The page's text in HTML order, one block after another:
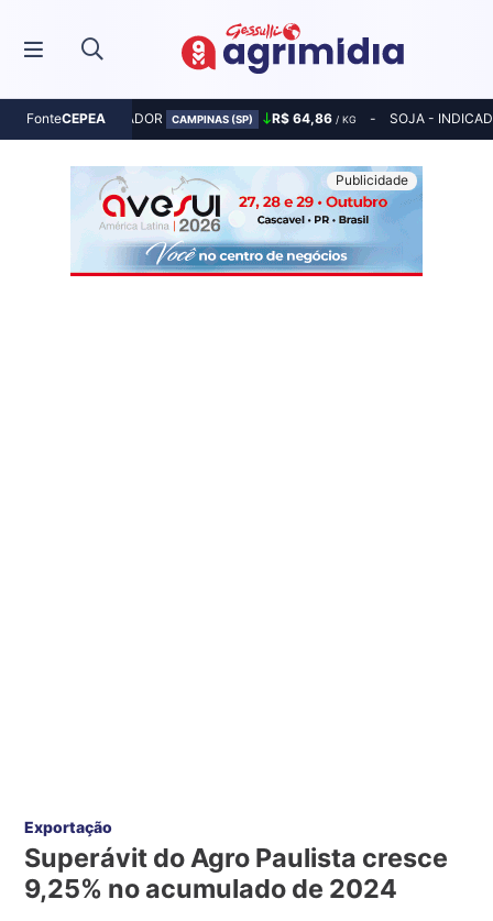
FonteCEPEA
MILHO - INDICADOR CAMPINAS (SP) R$ 64,86 / KG SOJA -
Exportação
Superávit do Agro Paulista cresce
9,25% no acumulado de 2024